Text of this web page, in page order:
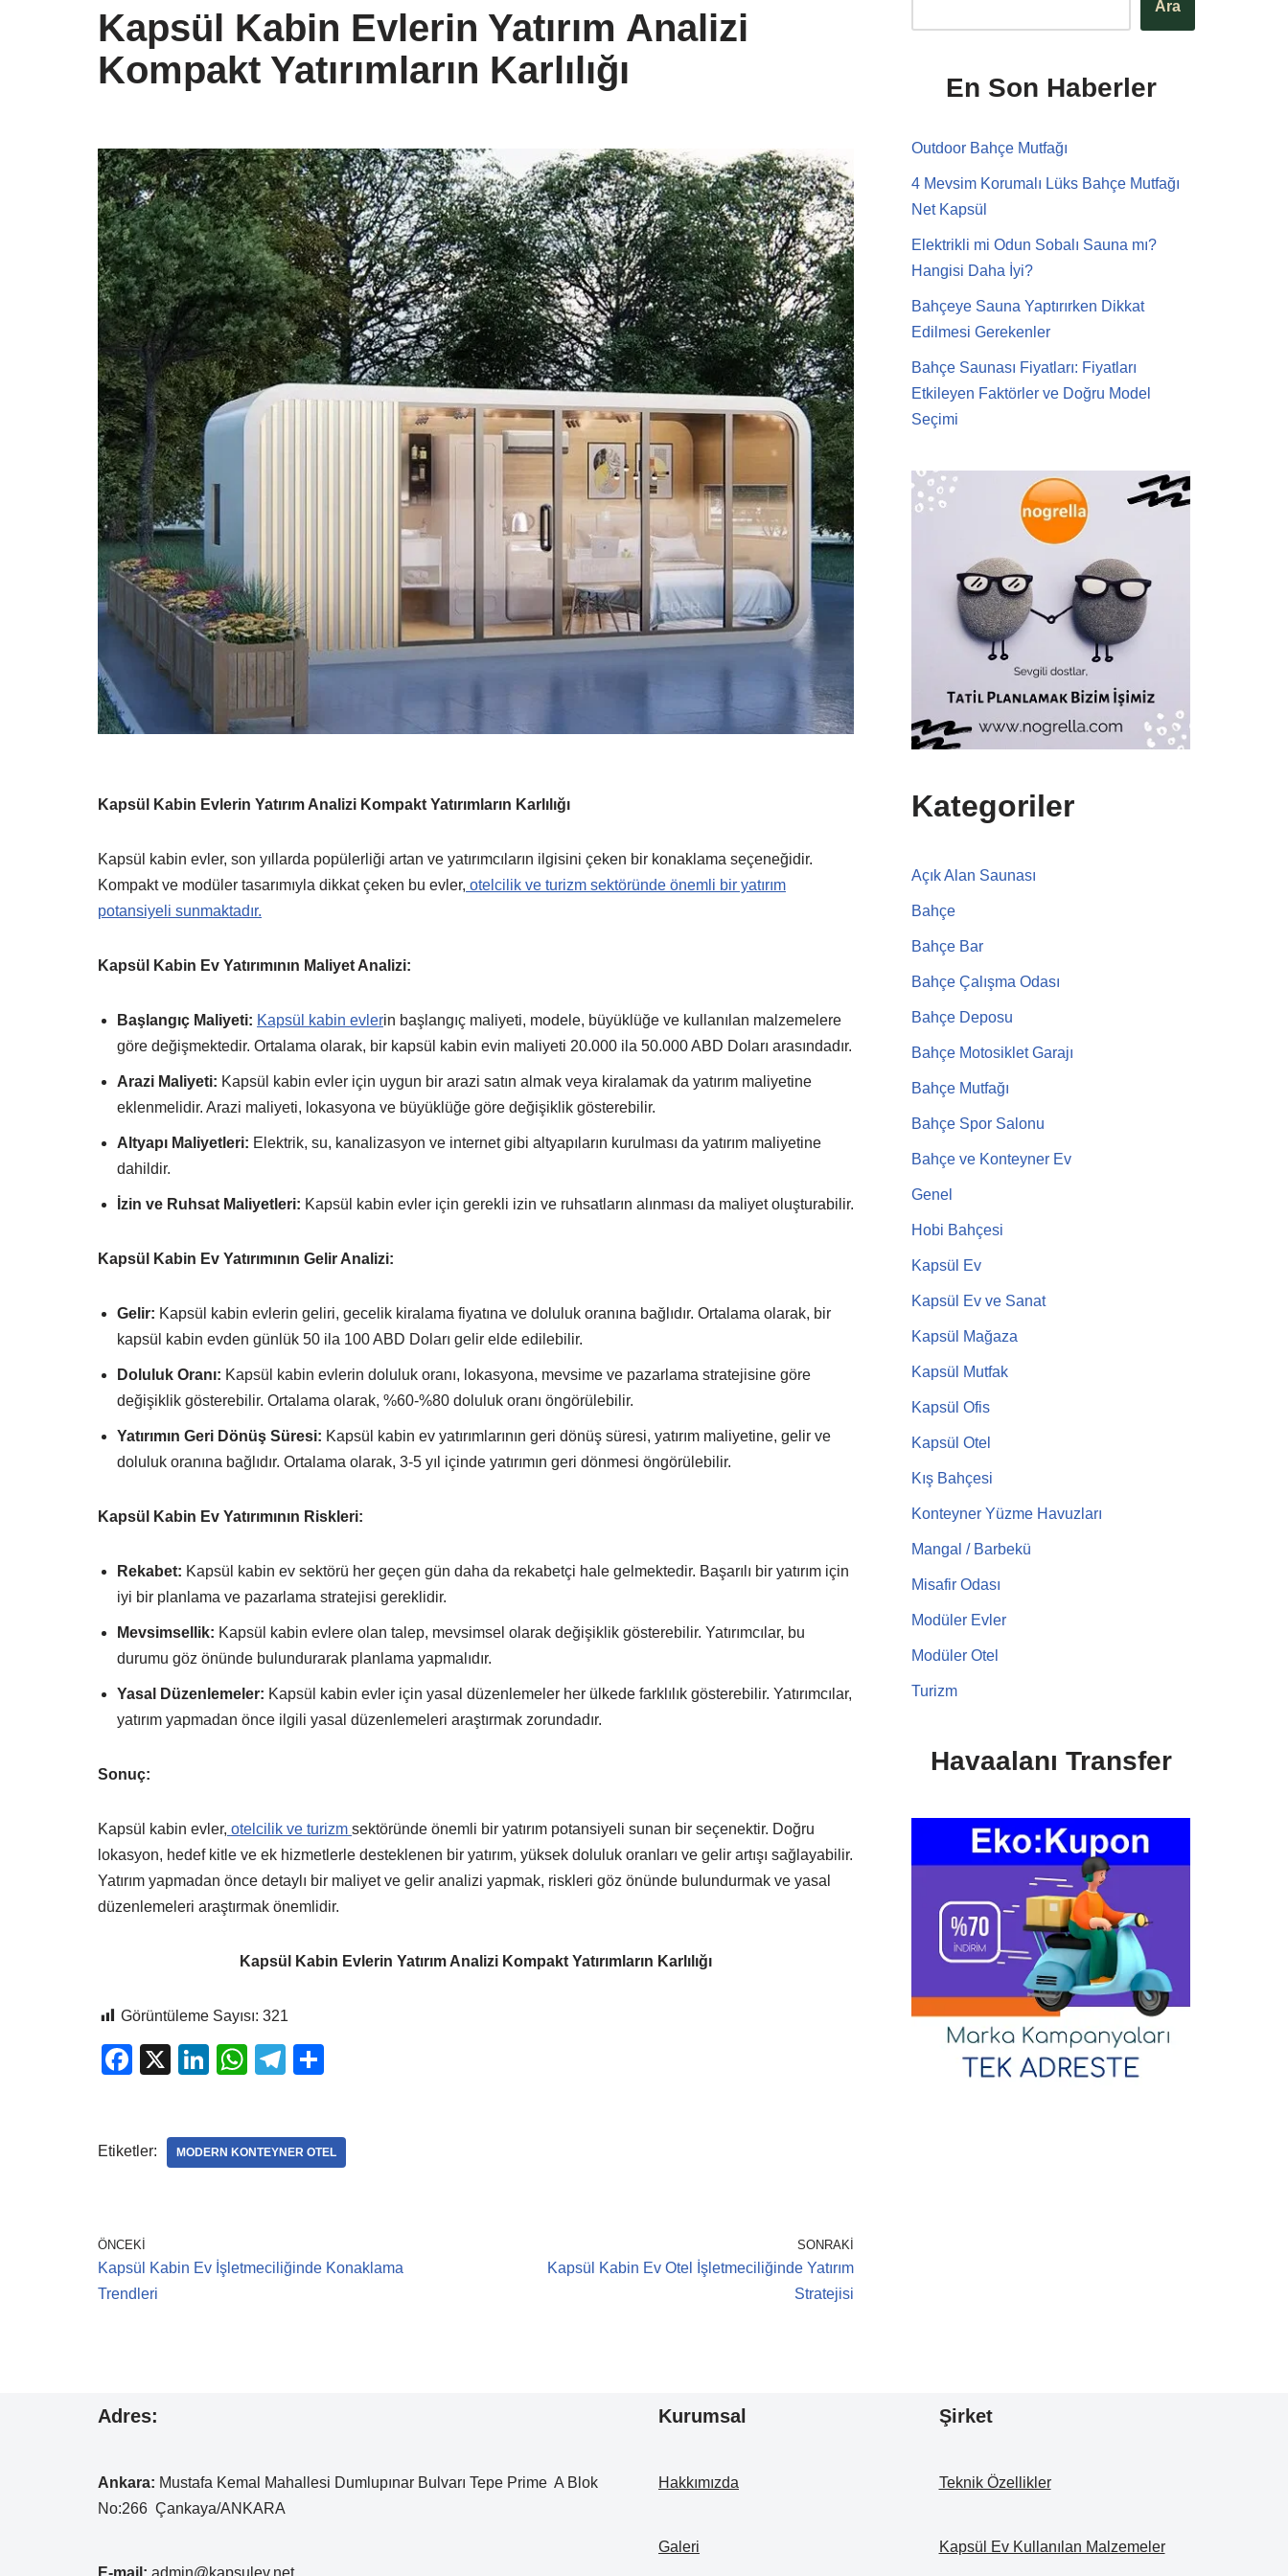
Kapsül Kabin Evlerin Yatırım Analizi
Kompakt Yatırımların Karlılığı
Kapsül Kabin Evlerin Yatırım Analizi Kompakt Yatırımların Karlılığı
Kapsül kabin evler, son yıllarda popülerliği artan ve yatırımcıların ilgisini çeken bir konaklama seçeneğidir.
Kompakt ve modüler tasarımıyla dikkat çeken bu evler, otelcilik ve turizm sektöründe önemli bir yatırım
potansiyeli sunmaktadır.
Kapsül Kabin Ev Yatırımının Maliyet Analizi:
Başlangıç Maliyeti: Kapsül kabin evlerin başlangıç maliyeti, modele, büyüklüğe ve kullanılan malzemelere
göre değişmektedir. Ortalama olarak, bir kapsül kabin evin maliyeti 20.000 ila 50.000 ABD Doları arasındadır.
Arazi Maliyeti: Kapsül kabin evler için uygun bir arazi satın almak veya kiralamak da yatırım maliyetine
eklenmelidir. Arazi maliyeti, lokasyona ve büyüklüğe göre değişiklik gösterebilir.
Altyapı Maliyetleri: Elektrik, su, kanalizasyon ve internet gibi altyapıların kurulması da yatırım maliyetine
dahildir.
İzin ve Ruhsat Maliyetleri: Kapsül kabin evler için gerekli izin ve ruhsatların alınması da maliyet oluşturabilir.
Kapsül Kabin Ev Yatırımının Gelir Analizi:
Gelir: Kapsül kabin evlerin geliri, gecelik kiralama fiyatına ve doluluk oranına bağlıdır. Ortalama olarak, bir
kapsül kabin evden günlük 50 ila 100 ABD Doları gelir elde edilebilir.
Doluluk Oranı: Kapsül kabin evlerin doluluk oranı, lokasyona, mevsime ve pazarlama stratejisine göre
değişiklik gösterebilir. Ortalama olarak, %60-%80 doluluk oranı öngörülebilir.
Yatırımın Geri Dönüş Süresi: Kapsül kabin ev yatırımlarının geri dönüş süresi, yatırım maliyetine, gelir ve
doluluk oranına bağlıdır. Ortalama olarak, 3-5 yıl içinde yatırımın geri dönmesi öngörülebilir.
Kapsül Kabin Ev Yatırımının Riskleri:
Rekabet: Kapsül kabin ev sektörü her geçen gün daha da rekabetçi hale gelmektedir. Başarılı bir yatırım için
iyi bir planlama ve pazarlama stratejisi gereklidir.
Mevsimsellik: Kapsül kabin evlere olan talep, mevsimsel olarak değişiklik gösterebilir. Yatırımcılar, bu
durumu göz önünde bulundurarak planlama yapmalıdır.
Yasal Düzenlemeler: Kapsül kabin evler için yasal düzenlemeler her ülkede farklılık gösterebilir. Yatırımcılar,
yatırım yapmadan önce ilgili yasal düzenlemeleri araştırmak zorundadır.
Sonuç:
Kapsül kabin evler, otelcilik ve turizm sektöründe önemli bir yatırım potansiyeli sunan bir seçenektir. Doğru
lokasyon, hedef kitle ve ek hizmetlerle desteklenen bir yatırım, yüksek doluluk oranları ve gelir artışı sağlayabilir.
Yatırım yapmadan önce detaylı bir maliyet ve gelir analizi yapmak, riskleri göz önünde bulundurmak ve yasal
düzenlemeleri araştırmak önemlidir.
Kapsül Kabin Evlerin Yatırım Analizi Kompakt Yatırımların Karlılığı
Görüntüleme Sayısı: 321
F
e
o
k
X
Li
e
W
s
T
gr e
Etiketler: MODERN KONTEYNER OTEL
ÖNCEKI
Kapsül Kabin Ev İşletmeciliğinde Konaklama
Trendleri
SONRAKI
Kapsül Kabin Ev Otel İşletmeciliğinde Yatırım
Stratejisi
Ara
En Son Haberler
Outdoor Bahçe Mutfağı
4 Mevsim Korumalı Lüks Bahçe Mutfağı
Net Kapsül
Elektrikli mi Odun Sobalı Sauna mı?
Hangisi Daha İyi?
Bahçeye Sauna Yaptırırken Dikkat
Edilmesi Gerekenler
Bahçe Saunası Fiyatları: Fiyatları
Etkileyen Faktörler ve Doğru Model
Seçimi
Kategoriler
Açık Alan Saunası
Bahçe
Bahçe Bar
Bahçe Çalışma Odası
Bahçe Deposu
Bahçe Motosiklet Garajı
Bahçe Mutfağı
Bahçe Spor Salonu
Bahçe ve Konteyner Ev
Genel
Hobi Bahçesi
Kapsül Ev
Kapsül Ev ve Sanat
Kapsül Mağaza
Kapsül Mutfak
Kapsül Ofis
Kapsül Otel
Kış Bahçesi
Konteyner Yüzme Havuzları
Mangal / Barbekü
Misafir Odası
Modüler Evler
Modüler Otel
Turizm
Havaalanı Transfer
Adres:
Ankara: Mustafa Kemal Mahallesi Dumlupınar Bulvarı Tepe Prime A Blok
No:266 Çankaya/ANKARA
Kurumsal
Hakkımızda
Galeri
Şirket
Teknik Özellikler
Kapsül Ev Kullanılan Malzemeler